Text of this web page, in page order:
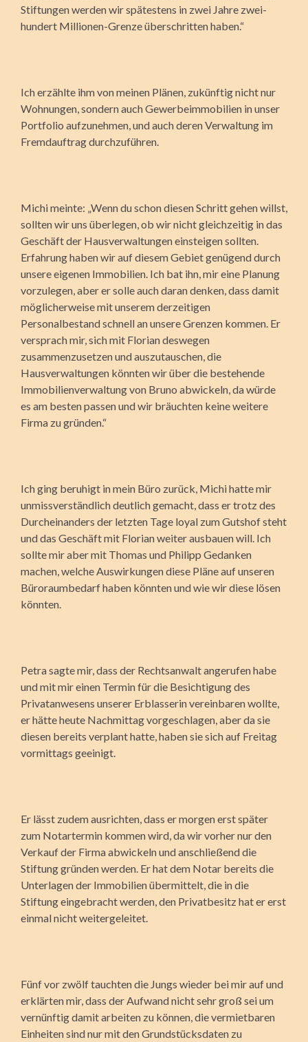
Stiftungen werden wir spätestens in zwei Jahre zwei­
hundert Millionen-Grenze überschritten haben.“
Ich erzählte ihm von meinen Plänen, zukünftig nicht nur
Wohnungen, sondern auch Gewerbeimmobilien in unser
Portfolio aufzunehmen, und auch deren Verwaltung im
Fremdauftrag durchzuführen.
Michi meinte: „Wenn du schon diesen Schritt gehen willst,
sollten wir uns überlegen, ob wir nicht gleichzeitig in das
Geschäft der Hausverwaltungen einsteigen sollten.
Erfahrung haben wir auf diesem Gebiet genügend durch
unsere eigenen Immobilien. Ich bat ihn, mir eine Planung
vorzulegen, aber er solle auch daran denken, dass damit
möglicherweise mit unserem derzeitigen
Personalbestand schnell an unsere Grenzen kommen. Er
versprach mir, sich mit Florian deswegen
zusammenzusetzen und auszutauschen, die
Hausverwaltungen könnten wir über die bestehende
Immobilienverwaltung von Bruno abwickeln, da würde
es am besten passen und wir bräuchten keine weitere
Firma zu gründen.“
Ich ging beruhigt in mein Büro zurück, Michi hatte mir
unmissverständlich deutlich gemacht, dass er trotz des
Durcheinanders der letzten Tage loyal zum Gutshof steht
und das Geschäft mit Florian weiter ausbauen will. Ich
sollte mir aber mit Thomas und Philipp Gedanken
machen, welche Auswirkungen diese Pläne auf unseren
Büroraumbedarf haben könnten und wie wir diese lösen
könnten.
Petra sagte mir, dass der Rechtsanwalt angerufen habe
und mit mir einen Termin für die Besichtigung des
Privatanwesens unserer Erblasserin vereinbaren wollte,
er hätte heute Nachmittag vorgeschlagen, aber da sie
diesen bereits verplant hatte, haben sie sich auf Freitag
vormittags geeinigt.
Er lässt zudem ausrichten, dass er morgen erst später
zum Notartermin kommen wird, da wir vorher nur den
Verkauf der Firma abwickeln und anschließend die
Stiftung gründen werden. Er hat dem Notar bereits die
Unterlagen der Immobilien übermittelt, die in die
Stiftung eingebracht werden, den Privatbesitz hat er erst
einmal nicht weitergeleitet.
Fünf vor zwölf tauchten die Jungs wieder bei mir auf und
erklärten mir, dass der Aufwand nicht sehr groß sei um
vernünftig damit arbeiten zu können, die vermietbaren
Einheiten sind nur mit den Grundstücksdaten zu